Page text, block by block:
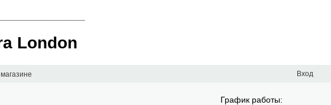
London
Вход
График работы: